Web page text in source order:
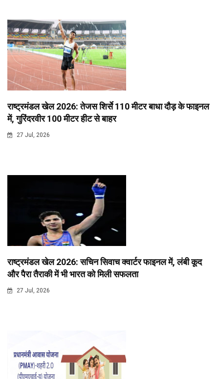
राष्ट्रमंडल खेल 2026: तेजस शिर्से 110 मीटर बाधा दौड़ के फाइनल
में, गुरिंदरवीर 100 मीटर हीट से बाहर
27 Jul, 2026
राष्ट्रमंडल खेल 2026: सचिन सिवाच क्वार्टर फाइनल में, लंबी कूद
और पैरा तैराकी में भी भारत को मिली सफलता
27 Jul, 2026